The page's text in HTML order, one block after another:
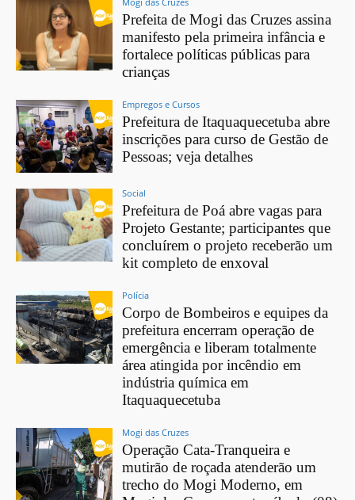
Prefeita de Mogi das Cruzes assina
manifesto pela primeira infância e
fortalece políticas públicas para
crianças
Empregos e Cursos
Prefeitura de Itaquaquecetuba abre
inscrições para curso de Gestão de
Pessoas; veja detalhes
Social
Prefeitura de Poá abre vagas para
Projeto Gestante; participantes que
concluírem o projeto receberão um
kit completo de enxoval
Polícia
Corpo de Bombeiros e equipes da
prefeitura encerram operação de
emergência e liberam totalmente
área atingida por incêndio em
indústria química em
Itaquaquecetuba
Mogi das Cruzes
Operação Cata-Tranqueira e
mutirão de roçada atenderão um
trecho do Mogi Moderno, em